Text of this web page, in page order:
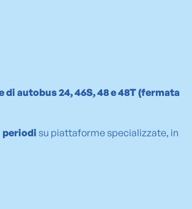
di autobus 24, 46S, 48 e 48T (fermata
periodi su piattaforme specializzate, in